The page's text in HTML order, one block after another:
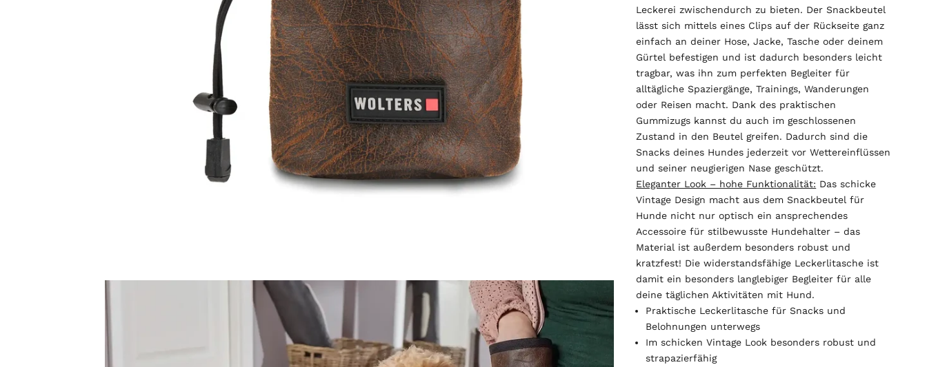
Leckerei zwischendurch zu bieten. Der Snackbeutel
lässt sich mittels eines Clips auf der Rückseite ganz
einfach an deiner Hose, Jacke, Tasche oder deinem
Gürtel befestigen und ist dadurch besonders leicht
tragbar, was ihn zum perfekten Begleiter für
alltägliche Spaziergänge, Trainings, Wanderungen
oder Reisen macht. Dank des praktischen
Gummizugs kannst du auch im geschlossenen
Zustand in den Beutel greifen. Dadurch sind die
Snacks deines Hundes jederzeit vor Wettereinflüssen
und seiner neugierigen Nase geschützt.
Eleganter Look – hohe Funktionalität: Das schicke
Vintage Design macht aus dem Snackbeutel für
Hunde nicht nur optisch ein ansprechendes
Accessoire für stilbewusste Hundehalter – das
Material ist außerdem besonders robust und
kratzfest! Die widerstandsfähige Leckerlitasche ist
damit ein besonders langlebiger Begleiter für alle
deine täglichen Aktivitäten mit Hund.
Praktische Leckerlitasche für Snacks und
Belohnungen unterwegs
Im schicken Vintage Look besonders robust und
strapazierfähig